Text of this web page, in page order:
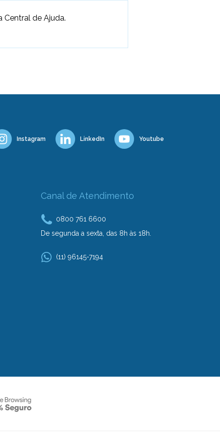
de Ajuda.
Instagram LinkedIn Youtube
Canal de Atendimento
0800 761 6600
De segunda a sexta, das 8h às 18h.
(11) 96145-7194